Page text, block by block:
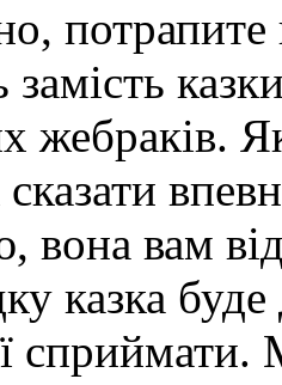
замість
жебраків.
вона вам
казка